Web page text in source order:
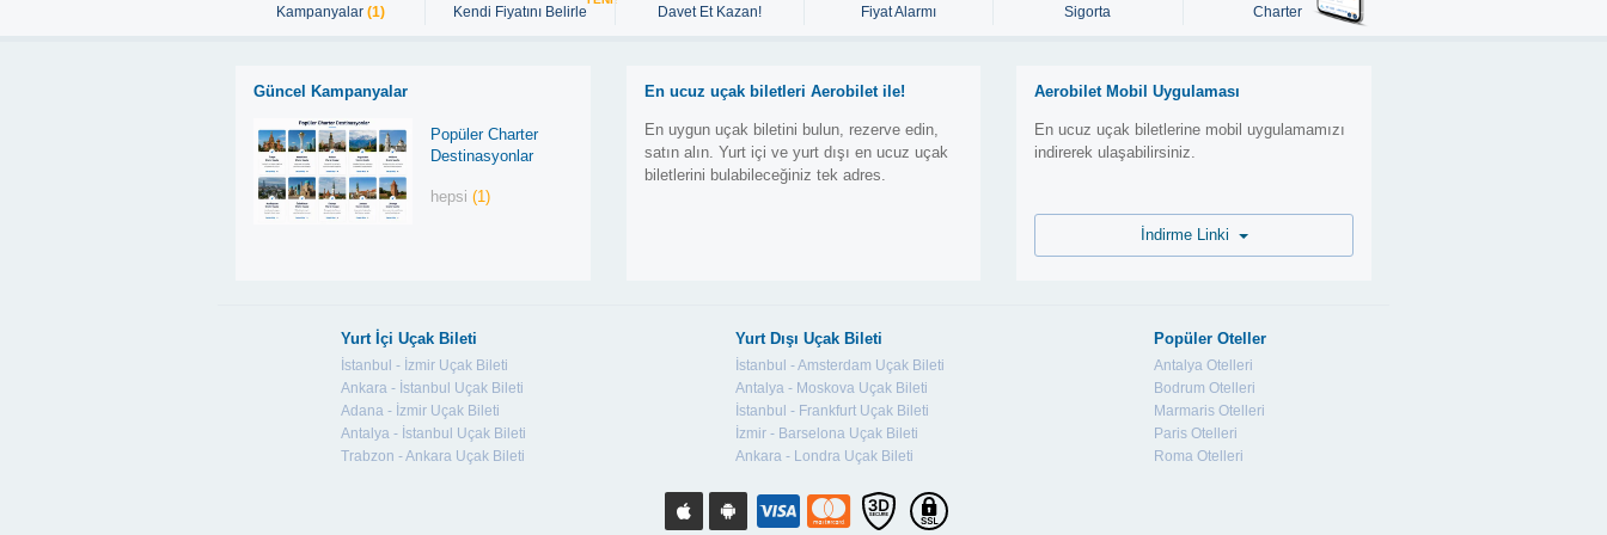
Kampanyalar (1) Kendi Fiyatını Belirle Davet Et Kazan! Fiyat Alarmı Sigorta Charter
Güncel Kampanyalar
Popüler Charter
Destinasyonlar
hepsi(1)
En ucuz uçak biletleri Aerobilet ile!
En uygun uçak biletini bulun, rezerve edin,
satın alın. Yurt içi ve yurt dışı en ucuz uçak
biletlerini bulabileceğiniz tek adres.
Aerobilet Mobil Uygulaması
En ucuz uçak biletlerine mobil uygulamamızı
indirerek ulaşabilirsiniz.
Yurt İçi Uçak Bileti
İstanbul - İzmir Uçak Bileti
Ankara - İstanbul Uçak Bileti
Adana - İzmir Uçak Bileti
Antalya - İstanbul Uçak Bileti
Trabzon - Ankara Uçak Bileti
Yurt Dışı Uçak Bileti
İstanbul - Amsterdam Uçak Bileti
Antalya - Moskova Uçak Bileti
İstanbul - Frankfurt Uçak Bileti
İzmir - Barselona Uçak Bileti
Ankara - Londra Uçak Bileti
Popüler Oteller
Antalya Otelleri
Bodrum Otelleri
Marmaris Otelleri
Paris Otelleri
Roma Otelleri